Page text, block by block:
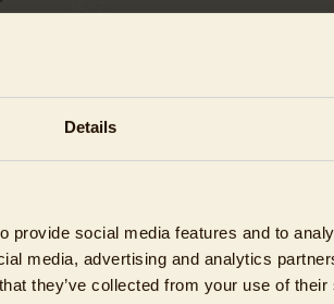
Details
provide social media features and to
media, advertising and analytics
they’ve collected from your use of
ma
* Oprócz niedziel i dni wolnych
szkoły całodzienne), za
uczennic i uczniów w wieku do
uczniów szkół średnich (szkół
Karmienia